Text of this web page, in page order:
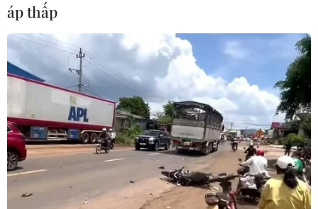
áp thấp